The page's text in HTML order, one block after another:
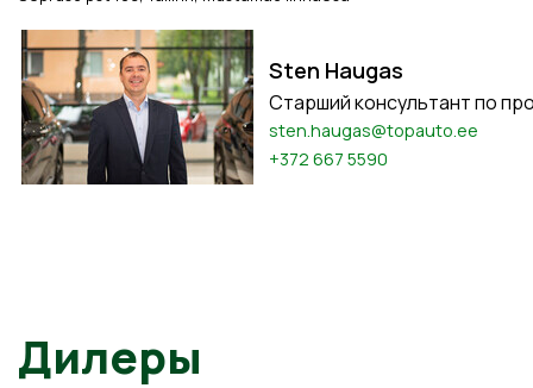
Sten Haugas
Старший консультант по
sten.haugas@topauto.ee
+372 667 5590
Дилеры